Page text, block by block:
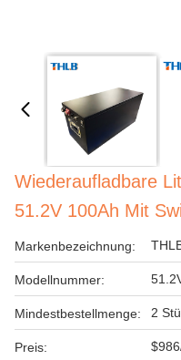
Wiederaufladbare
51.2V 100Ah Mit
Markenbezeichnung:
Modellnummer:
Mindestbestellmenge: 2
Preis: